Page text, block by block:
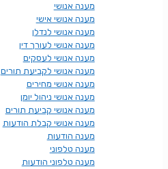
מענה אנושי
מענה אנושי אישי
מענה אנושי לנדלן
מענה אנושי לעורך דין
מענה אנושי לעסקים
מענה אנושי לקביעת תורים
מענה אנושי מחירים
מענה אנושי ניהול יומן
מענה אנושי קביעת תורים
מענה אנושי קבלת הודעות
מענה הודעות
מענה טלפוני
מענה טלפוני הודעות